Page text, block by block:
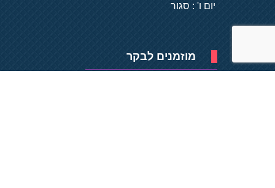
יום ו' : סגור
מוזמנים לבקר